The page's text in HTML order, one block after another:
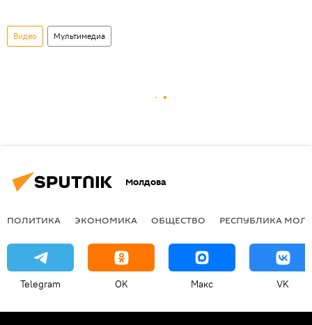
Видео Мультимедиа
Молдова
ПОЛИТИКА ЭКОНОМИКА ОБЩЕСТВО РЕСПУБЛИКА
Telegram OK Макс VK